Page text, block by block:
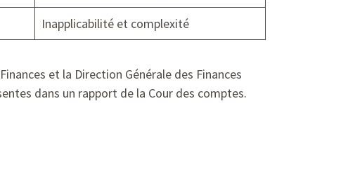
Inapplicabilité et complexité
et la Direction Générale des Finances
dans un rapport de la Cour des comptes.